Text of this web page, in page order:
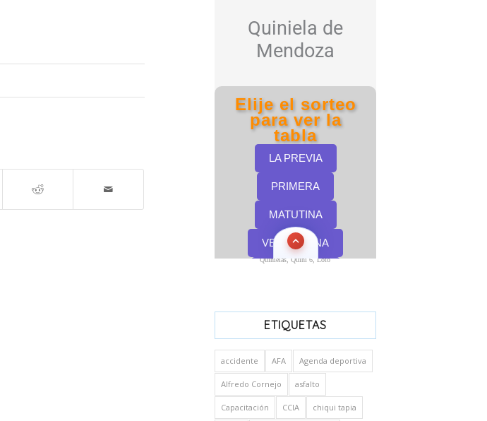
Quinielas, Quini 6, Loto
ETIQUETAS
accidente AFA Agenda deportiva
Alfredo Cornejo asfalto
Capacitación CCIA chiqui tapia